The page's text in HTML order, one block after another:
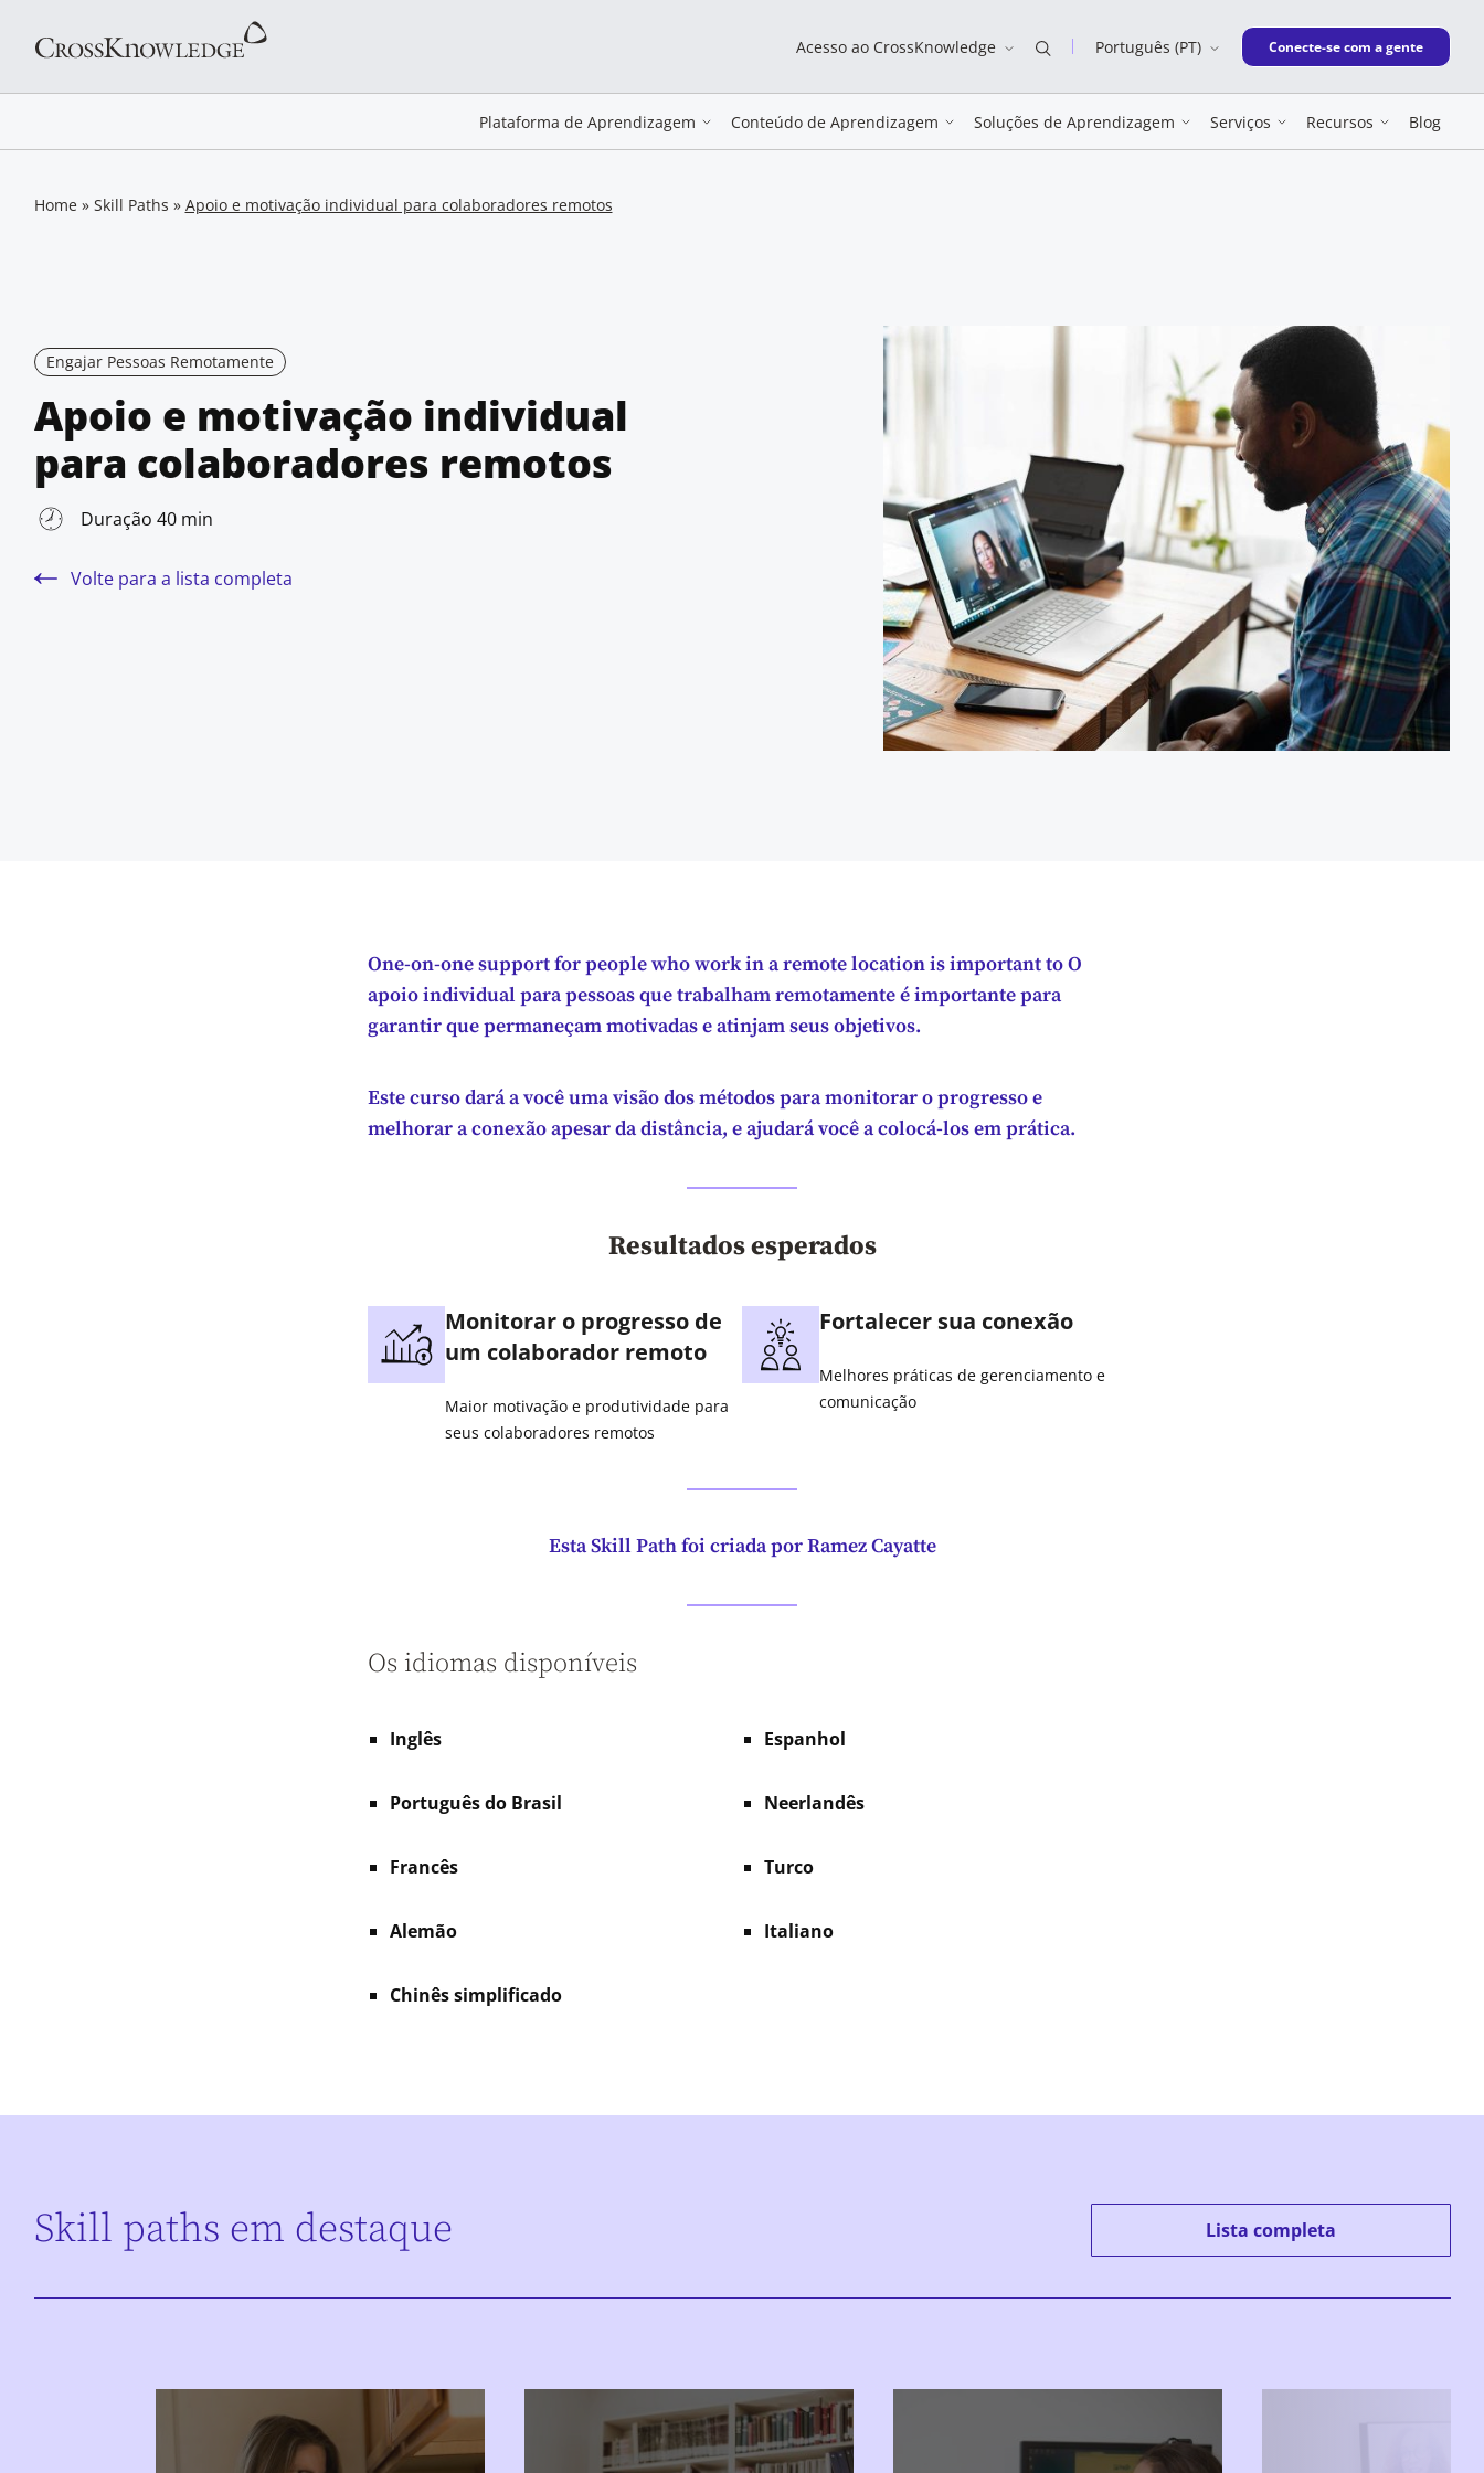
Acesso ao CrossKnowledge Português (PT) New window
Conecte-se com a gente
Plataforma de Aprendizagem Conteúdo de Aprendizagem Soluções de Aprendizagem Serviços Recursos Blog
Home» Skill Paths » Apoio e motivação individual para colaboradores remotos
Engajar Pessoas Remotamente
Apoio e motivação individual
para colaboradores remotos
Duração 40 min
Volte para a lista completa
One-on-one support for people who work in a remote location is important to O
apoio individual para pessoas que trabalham remotamente é importante para
garantir que permaneçam motivadas e atinjam seus objetivos.
Este curso dará a você uma visão dos métodos para monitorar o progresso e
melhorar a conexão apesar da distância, e ajudará você a colocá-los em prática.
Resultados esperados
Monitorar o progresso de
um colaborador remoto
Maior motivação e produtividade para
seus colaboradores remotos
Fortalecer sua conexão
Melhores práticas de gerenciamento e
comunicação
Esta Skill Path foi criada por Ramez Cayatte
Os idiomas disponíveis
Inglês
Português do Brasil
Francês
Alemão
Chinês simplificado
Espanhol
Neerlandês
Turco
Italiano
Skill paths em destaque Lista completa